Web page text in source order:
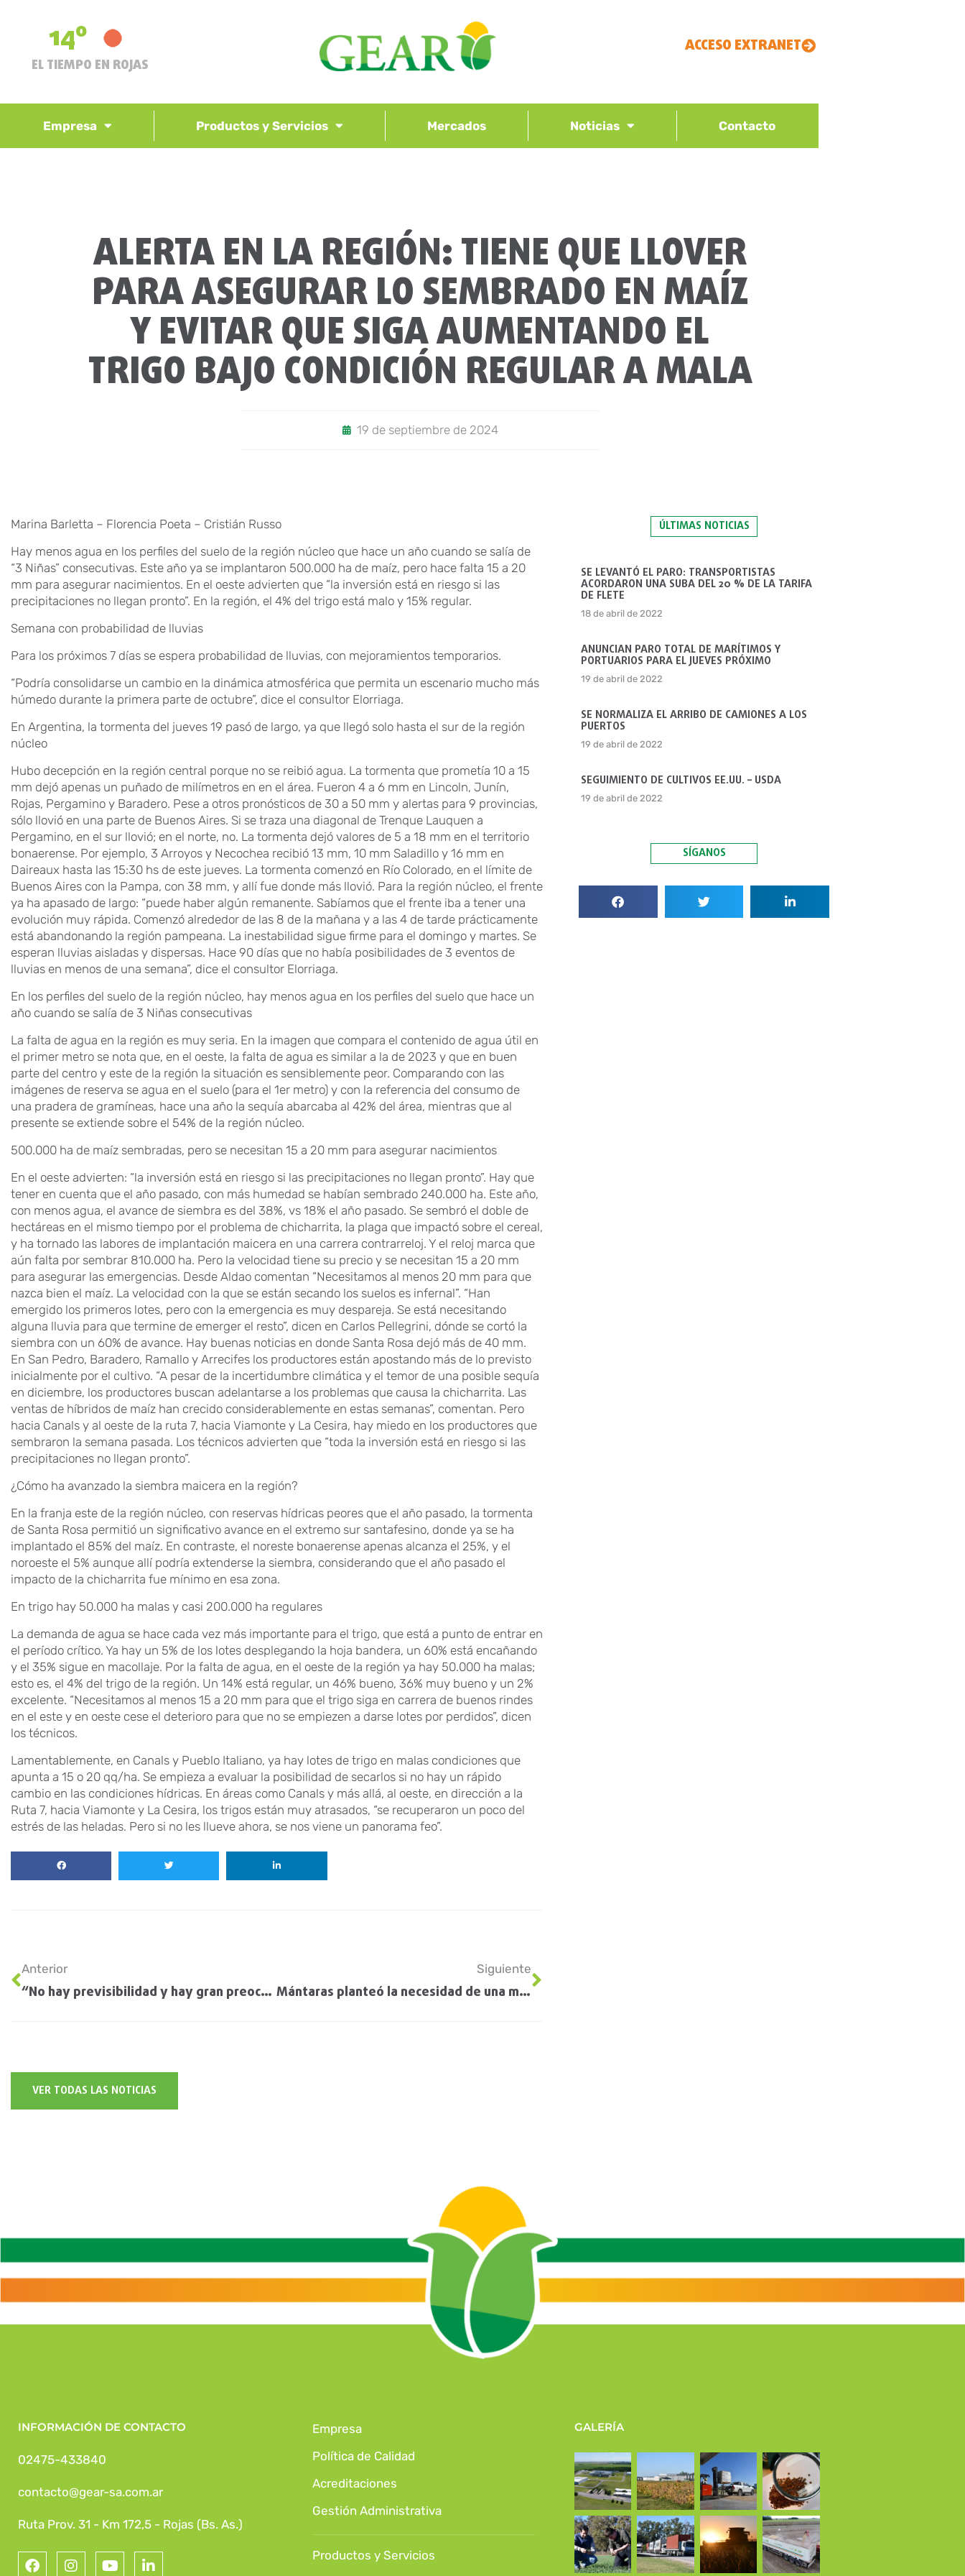
14º
EL TIEMPO EN ROJAS
ACCESO EXTRANET
Empresa Productos y Servicios Mercados Noticias Contacto
ALERTA EN LA REGIÓN: TIENE QUE LLOVER
PARA ASEGURAR LO SEMBRADO EN MAÍZ
Y EVITAR QUE SIGA AUMENTANDO EL
TRIGO BAJO CONDICIÓN REGULAR A MALA
19 de septiembre de 2024
Marina Barletta – Florencia Poeta – Cristián Russo
Hay menos agua en los perfiles del suelo de la región núcleo que hace un año cuando se salía de
“3 Niñas” consecutivas. Este año ya se implantaron 500.000 ha de maíz, pero hace falta 15 a 20
mm para asegurar nacimientos. En el oeste advierten que “la inversión está en riesgo si las
precipitaciones no llegan pronto”. En la región, el 4% del trigo está malo y 15% regular.
Semana con probabilidad de lluvias
Para los próximos 7 días se espera probabilidad de lluvias, con mejoramientos temporarios.
“Podría consolidarse un cambio en la dinámica atmosférica que permita un escenario mucho más
húmedo durante la primera parte de octubre”, dice el consultor Elorriaga.
En Argentina, la tormenta del jueves 19 pasó de largo, ya que llegó solo hasta el sur de la región
núcleo
Hubo decepción en la región central porque no se reibió agua. La tormenta que prometía 10 a 15
mm dejó apenas un puñado de milímetros en en el área. Fueron 4 a 6 mm en Lincoln, Junín,
Rojas, Pergamino y Baradero. Pese a otros pronósticos de 30 a 50 mm y alertas para 9 provincias,
sólo llovió en una parte de Buenos Aires. Si se traza una diagonal de Trenque Lauquen a
Pergamino, en el sur llovió; en el norte, no. La tormenta dejó valores de 5 a 18 mm en el territorio
bonaerense. Por ejemplo, 3 Arroyos y Necochea recibió 13 mm, 10 mm Saladillo y 16 mm en
Daireaux hasta las 15:30 hs de este jueves. La tormenta comenzó en Río Colorado, en el límite de
Buenos Aires con la Pampa, con 38 mm, y allí fue donde más llovió. Para la región núcleo, el frente
ya ha apasado de largo: “puede haber algún remanente. Sabíamos que el frente iba a tener una
evolución muy rápida. Comenzó alrededor de las 8 de la mañana y a las 4 de tarde prácticamente
está abandonando la región pampeana. La inestabilidad sigue firme para el domingo y martes. Se
esperan lluvias aisladas y dispersas. Hace 90 días que no había posibilidades de 3 eventos de
lluvias en menos de una semana”, dice el consultor Elorriaga.
En los perfiles del suelo de la región núcleo, hay menos agua en los perfiles del suelo que hace un
año cuando se salía de 3 Niñas consecutivas
La falta de agua en la región es muy seria. En la imagen que compara el contenido de agua útil en
el primer metro se nota que, en el oeste, la falta de agua es similar a la de 2023 y que en buen
parte del centro y este de la región la situación es sensiblemente peor. Comparando con las
imágenes de reserva se agua en el suelo (para el 1er metro) y con la referencia del consumo de
una pradera de gramíneas, hace una año la sequía abarcaba al 42% del área, mientras que al
presente se extiende sobre el 54% de la región núcleo.
500.000 ha de maíz sembradas, pero se necesitan 15 a 20 mm para asegurar nacimientos
En el oeste advierten: “la inversión está en riesgo si las precipitaciones no llegan pronto”. Hay que
tener en cuenta que el año pasado, con más humedad se habían sembrado 240.000 ha. Este año,
con menos agua, el avance de siembra es del 38%, vs 18% el año pasado. Se sembró el doble de
hectáreas en el mismo tiempo por el problema de chicharrita, la plaga que impactó sobre el cereal,
y ha tornado las labores de implantación maicera en una carrera contrarreloj. Y el reloj marca que
aún falta por sembrar 810.000 ha. Pero la velocidad tiene su precio y se necesitan 15 a 20 mm
para asegurar las emergencias. Desde Aldao comentan “Necesitamos al menos 20 mm para que
nazca bien el maíz. La velocidad con la que se están secando los suelos es infernal”. “Han
emergido los primeros lotes, pero con la emergencia es muy despareja. Se está necesitando
alguna lluvia para que termine de emerger el resto”, dicen en Carlos Pellegrini, dónde se cortó la
siembra con un 60% de avance. Hay buenas noticias en donde Santa Rosa dejó más de 40 mm.
En San Pedro, Baradero, Ramallo y Arrecifes los productores están apostando más de lo previsto
inicialmente por el cultivo. “A pesar de la incertidumbre climática y el temor de una posible sequía
en diciembre, los productores buscan adelantarse a los problemas que causa la chicharrita. Las
ventas de híbridos de maíz han crecido considerablemente en estas semanas”, comentan. Pero
hacia Canals y al oeste de la ruta 7, hacia Viamonte y La Cesira, hay miedo en los productores que
sembraron la semana pasada. Los técnicos advierten que “toda la inversión está en riesgo si las
precipitaciones no llegan pronto”.
¿Cómo ha avanzado la siembra maicera en la región?
En la franja este de la región núcleo, con reservas hídricas peores que el año pasado, la tormenta
de Santa Rosa permitió un significativo avance en el extremo sur santafesino, donde ya se ha
implantado el 85% del maíz. En contraste, el noreste bonaerense apenas alcanza el 25%, y el
noroeste el 5% aunque allí podría extenderse la siembra, considerando que el año pasado el
impacto de la chicharrita fue mínimo en esa zona.
En trigo hay 50.000 ha malas y casi 200.000 ha regulares
La demanda de agua se hace cada vez más importante para el trigo, que está a punto de entrar en
el período crítico. Ya hay un 5% de los lotes desplegando la hoja bandera, un 60% está encañando
y el 35% sigue en macollaje. Por la falta de agua, en el oeste de la región ya hay 50.000 ha malas;
esto es, el 4% del trigo de la región. Un 14% está regular, un 46% bueno, 36% muy bueno y un 2%
excelente. “Necesitamos al menos 15 a 20 mm para que el trigo siga en carrera de buenos rindes
en el este y en oeste cese el deterioro para que no se empiezen a darse lotes por perdidos”, dicen
los técnicos.
Lamentablemente, en Canals y Pueblo Italiano, ya hay lotes de trigo en malas condiciones que
apunta a 15 o 20 qq/ha. Se empieza a evaluar la posibilidad de secarlos si no hay un rápido
cambio en las condiciones hídricas. En áreas como Canals y más allá, al oeste, en dirección a la
Ruta 7, hacia Viamonte y La Cesira, los trigos están muy atrasados, “se recuperaron un poco del
estrés de las heladas. Pero si no les llueve ahora, se nos viene un panorama feo”.
Anterior
“No hay previsibilidad y hay gran preocupación, pero el productor igual sembrará”
Siguiente
Mántaras planteó la necesidad de una matriz logística multimodal en la provincia
VER TODAS LAS NOTICIAS
ÚLTIMAS NOTICIAS
SE LEVANTÓ EL PARO: TRANSPORTISTAS
ACORDARON UNA SUBA DEL 20 % DE LA TARIFA
DE FLETE
18 de abril de 2022
ANUNCIAN PARO TOTAL DE MARÍTIMOS Y
PORTUARIOS PARA EL JUEVES PRÓXIMO
19 de abril de 2022
SE NORMALIZA EL ARRIBO DE CAMIONES A LOS
PUERTOS
19 de abril de 2022
SEGUIMIENTO DE CULTIVOS EE.UU. – USDA
19 de abril de 2022
SÍGANOS
INFORMACIÓN DE CONTACTO
02475-433840
contacto@gear-sa.com.ar
Ruta Prov. 31 - Km 172,5 - Rojas (Bs. As.)
Empresa
Política de Calidad
Acreditaciones
Gestión Administrativa
Productos y Servicios
GALERÍA